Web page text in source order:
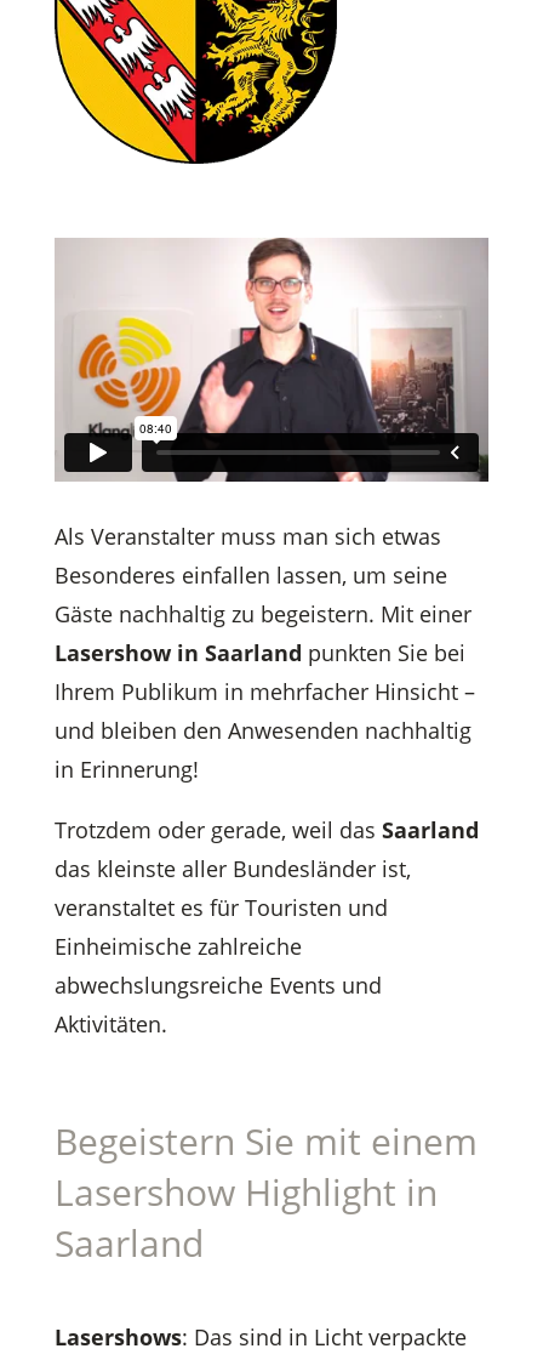
Als Veranstalter muss man sich etwas
Besonderes einfallen lassen, um seine
Gäste nachhaltig zu begeistern. Mit einer
Lasershow in Saarland punkten Sie bei
Ihrem Publikum in mehrfacher Hinsicht –
und bleiben den Anwesenden nachhaltig
in Erinnerung!
Trotzdem oder gerade, weil das Saarland
das kleinste aller Bundesländer ist,
veranstaltet es für Touristen und
Einheimische zahlreiche
abwechslungsreiche Events und
Aktivitäten.
Begeistern Sie mit einem
Lasershow Highlight in
Saarland
Lasershows: Das sind in Licht verpackte